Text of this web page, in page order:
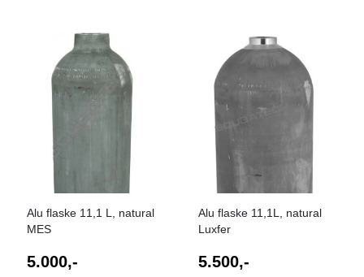
Alu flaske 11,1 L, natural
MES
5.000,-
Alu flaske 11,1L, natural
Luxfer
5.500,-